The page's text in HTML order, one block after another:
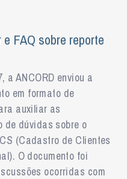
FAQ sobre reporte
a ANCORD enviou a
em formato de
auxiliar as
de dúvidas sobre o
(Cadastro de Clientes
O documento foi
ocorridas com